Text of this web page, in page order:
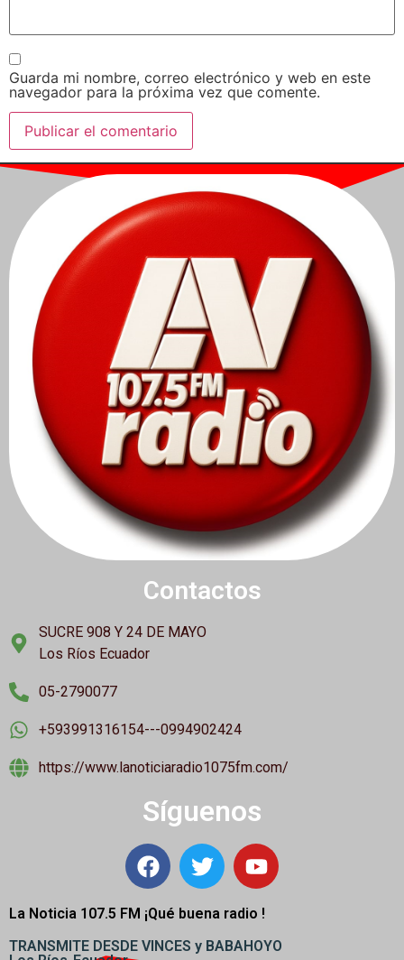
Guarda mi nombre, correo electrónico y web en este
navegador para la próxima vez que comente.
Contactos
SUCRE 908 Y 24 DE MAYO
Los Ríos Ecuador
05-2790077
+593991316154---0994902424
https://www.lanoticiaradio1075fm.com/
Síguenos
La Noticia 107.5 FM ¡Qué buena radio !
TRANSMITE DESDE VINCES y BABAHOYO